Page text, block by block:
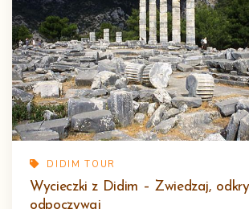
DIDIM TOUR
Wycieczki z Didim – Zwiedzaj,
odpoczywaj